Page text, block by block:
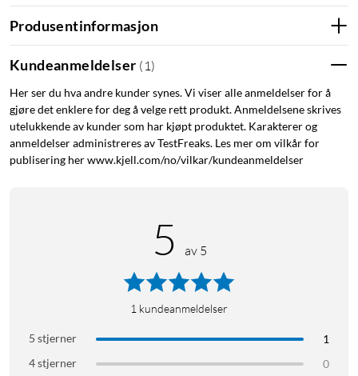
For full funksjonalitet som fjernstyring utenfor hjemmet,
stemmestyring på mobilen, wake-up-light, tidsplanlegging,
styring av flere rom, og bruk av opptil 50 lamper, kreves
Philips Hue-bro(50840 ) . Effekt: 6,8 W (tilsvarer ca. 40 W).
CRI: 80. Lysfluks: 500 lm. Sokkel: E27. Energiklasse: G.
Spenning: 230 V. Levetid: 15000 t. Mål: 146x176x140 mm
Produsentinformasjon
Kundeanmeldelser ( 1 )
Her ser du hva andre kunder synes. Vi viser alle anmeldelser for å
gjøre det enklere for deg å velge rett produkt. Anmeldelsene skrives
utelukkende av kunder som har kjøpt produktet. Karakterer og
anmeldelser administreres av TestFreaks. Les mer om vilkår for
publisering her www.kjell.com/no/vilkar/kundeanmeldelser
5 av 5
1 kundeanmeldelser
5 stjerner
1
4 stjerner
0